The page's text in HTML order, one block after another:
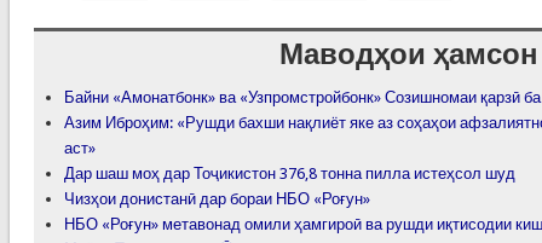
Маводҳои ҳамсон
Байни «Амонатбонк» ва «Узпромстройбонк» Созишномаи қарзӣ
Азим Иброҳим: «Рушди бахши нақлиёт яке аз соҳаҳои
аст»
Дар шаш моҳ дар Тоҷикистон 376,8 тонна пилла истеҳсол шуд
Чизҳои донистанӣ дар бораи НБО «Роғун»
НБО «Роғун» метавонад омили ҳамгироӣ ва рушди иқтисодии